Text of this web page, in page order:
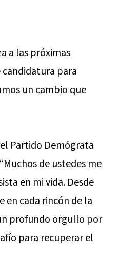
a las próximas
para
un cambio que
Partido Demógrata
de ustedes me
en mi vida. Desde
en cada rincón de la
profundo orgullo por
para recuperar el